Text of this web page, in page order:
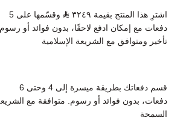
اشترِ هذا المنتج بقيمة ٣٢٤٩
وقسّمها على 5
دفعات مع إمكان ادفع لاحقًا، بدون فوائد أو رسوم
تأخير ومتوافق مع الشريعة الإسلامية
قسم دفعاتك بطريقة ميسرة إلى 4 وحتى 6
دفعات، بدون فوائد أو رسوم. متوافقة مع
السمحة